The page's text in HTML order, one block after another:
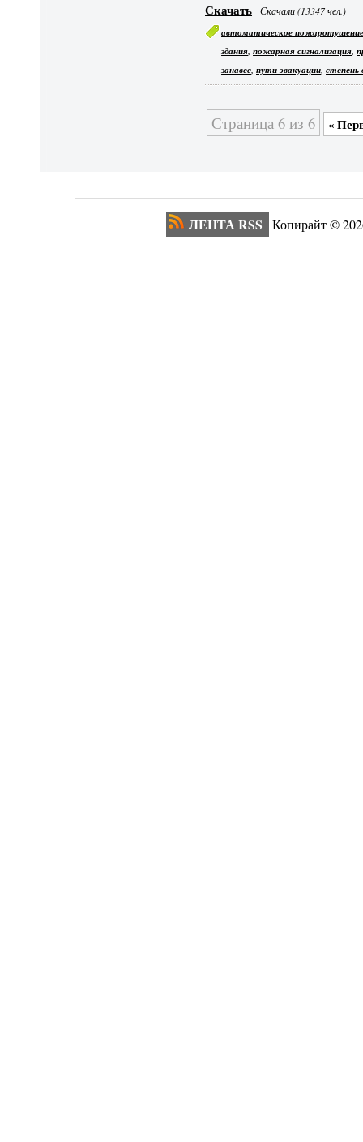
Скачать Скачали (13347 чел.)
автоматическое
здания,пожарная сигнализация,
занавес,пути эвакуации,степень
Страница 6 из 6 «
ЛЕНТА RSS Копирайт ©